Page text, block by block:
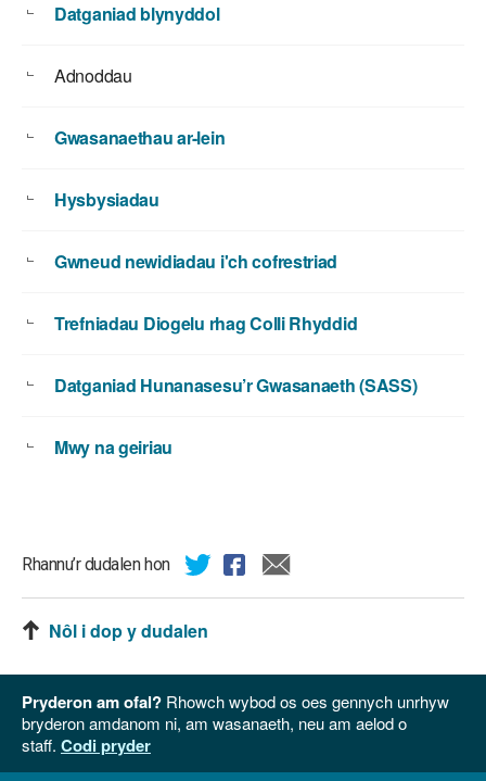
Datganiad blynyddol
Adnoddau
Gwasanaethau ar-lein
Hysbysiadau
Gwneud newidiadau i'ch cofrestriad
Trefniadau Diogelu rhag Colli Rhyddid
Datganiad Hunanasesu’r Gwasanaeth (SASS)
Mwy na geiriau
Rhannu’r dudalen hon
Nôl i dop y dudalen
Pryderon am ofal? Rhowch wybod os oes gennych unrhyw
bryderon amdanom ni, am wasanaeth, neu am aelod o
staff. Codi pryder